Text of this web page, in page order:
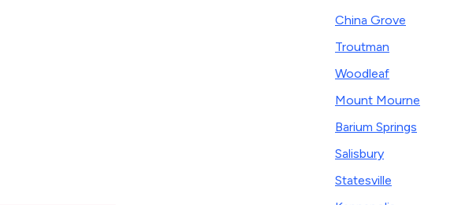
China Grove
Troutman
Woodleaf
Mount Mourne
Barium Springs
Salisbury
Statesville